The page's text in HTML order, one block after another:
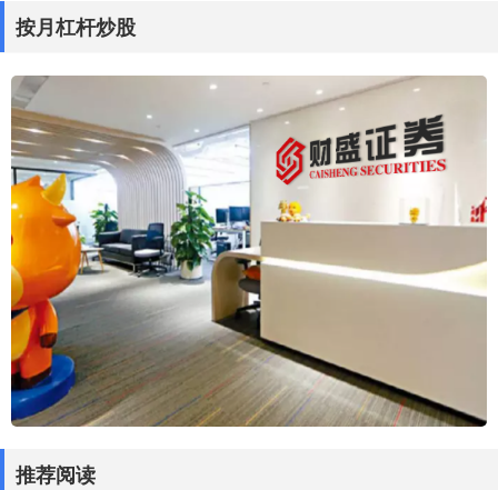
按月杠杆炒股
推荐阅读